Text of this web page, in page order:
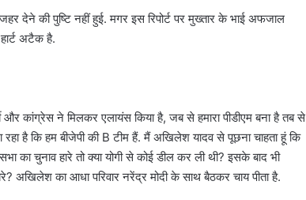
देने की पुष्टि नहीं हुई. मगर इस रिपोर्ट पर मुख्तार के भाई अफजाल
अटैक है.
कांग्रेस ने मिलकर एलायंस किया है, जब से हमारा पीडीएम बना है तब से
रहा है कि हम बीजेपी की B टीम हैं. मैं अखिलेश यादव से पूछना चाहता हूं कि
का चुनाव हारे तो क्या योगी से कोई डील कर ली थी? इसके बाद भी
अखिलेश का आधा परिवार नरेंद्र मोदी के साथ बैठकर चाय पीता है.